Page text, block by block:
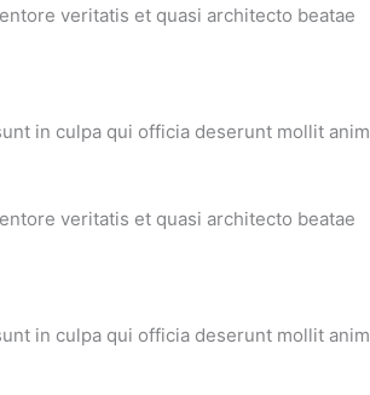
veritatis et quasi architecto beatae
in culpa qui officia deserunt mollit anim
veritatis et quasi architecto beatae
in culpa qui officia deserunt mollit anim